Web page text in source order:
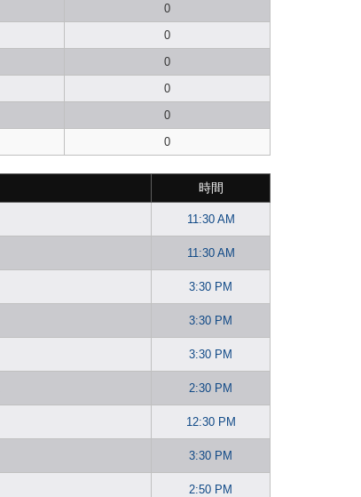
0
0
0
0
0
0
時間
11:30 AM
11:30 AM
3:30 PM
3:30 PM
3:30 PM
2:30 PM
12:30 PM
3:30 PM
2:50 PM